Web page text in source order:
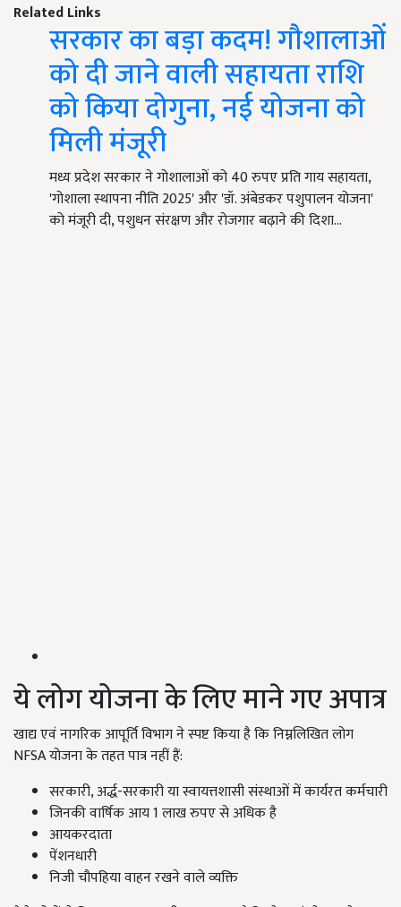
Related Links
सरकार का बड़ा कदम! गौशालाओं
को दी जाने वाली सहायता राशि
को किया दोगुना, नई योजना को
मिली मंजूरी
मध्य प्रदेश सरकार ने गोशालाओं को 40 रुपए प्रति गाय सहायता,
'गोशाला स्थापना नीति 2025' और 'डॉ. अंबेडकर पशुपालन योजना'
को मंजूरी दी, पशुधन संरक्षण और रोजगार बढ़ाने की दिशा…
ये लोग योजना के लिए माने गए अपात्र
खाद्य एवं नागरिक आपूर्ति विभाग ने स्पष्ट किया है कि निम्नलिखित लोग
NFSA योजना के तहत पात्र नहीं हैं:
सरकारी, अर्द्ध-सरकारी या स्वायत्तशासी संस्थाओं में कार्यरत कर्मचारी
जिनकी वार्षिक आय 1 लाख रुपए से अधिक है
आयकरदाता
पेंशनधारी
निजी चौपहिया वाहन रखने वाले व्यक्ति